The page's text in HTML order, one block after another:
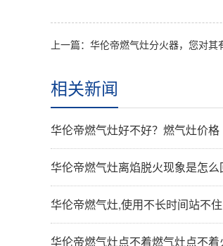
上一篇：华伦帝燃气灶分火器，您对其
相关新闻
华伦帝燃气灶好不好？燃气灶价格
华伦帝燃气灶离焰脱火现象是怎么回事
华伦帝燃气灶,使用不长时间站不住火,这是为
华伦帝燃气灶点不着燃气灶点不着火